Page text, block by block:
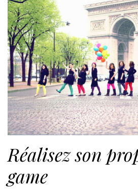
Réalisez son
game